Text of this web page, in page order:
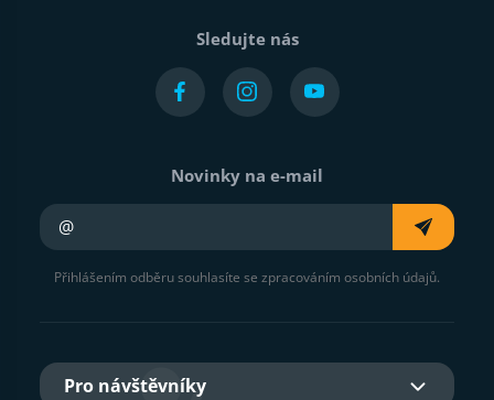
Sledujte nás
Novinky na e-mail
Přihlášením odběru souhlasíte se zpracováním osobních údajů.
Pro návštěvníky